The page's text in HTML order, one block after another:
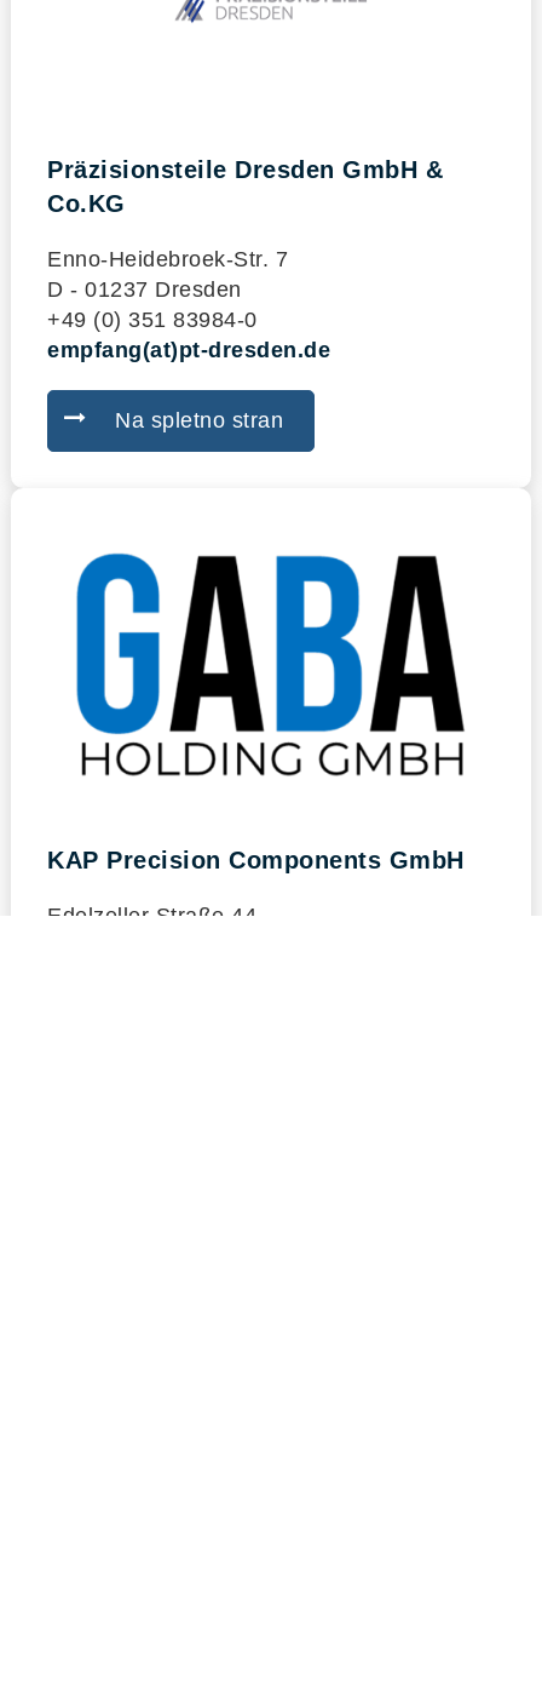
Präzisionsteile Dresden GmbH &
Co.KG
Enno-Heidebroek-Str. 7
D - 01237 Dresden
+49 (0) 351 83984-0
empfang(at)pt-dresden.de
Na spletno stran
KAP Precision Components GmbH
Edelzeller Straße 44